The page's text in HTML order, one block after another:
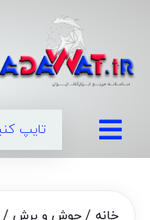
خانه / جوش و برش/